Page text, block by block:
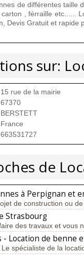
de différentes taille
, férraille etc......
Devis Gratuit et rapide
sur:
15 rue de la mairie
67370
BERSTETT
France
663531727
de
à Perpignan et
de construction ou
Strasbourg
des travaux et vous
- Location de benne
spécialiste de la